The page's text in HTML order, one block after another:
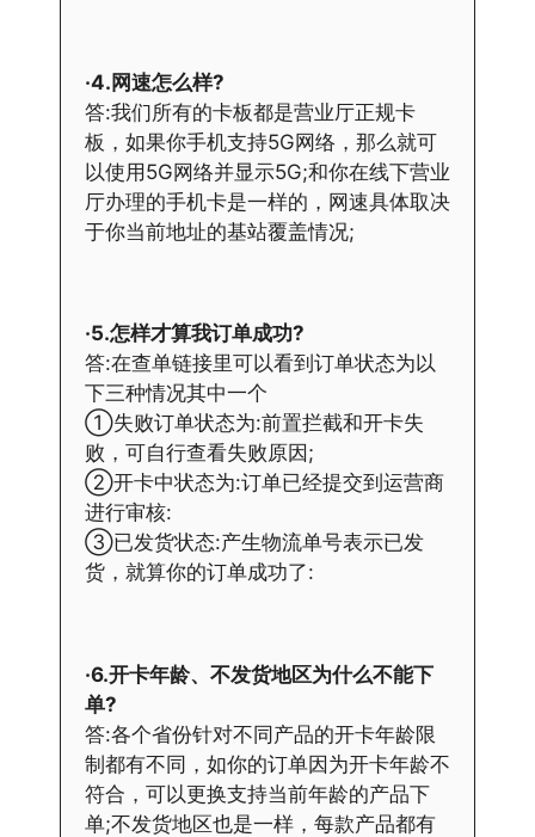
·4.网速怎么样?
答:我们所有的卡板都是营业厅正规卡
板，如果你手机支持5G网络，那么就可
以使用5G网络并显示5G;和你在线下营业
厅办理的手机卡是一样的，网速具体取决
于你当前地址的基站覆盖情况;
·5.怎样才算我订单成功?
答:在查单链接里可以看到订单状态为以
下三种情况其中一个
①失败订单状态为:前置拦截和开卡失
败，可自行查看失败原因;
②开卡中状态为:订单已经提交到运营商
进行审核:
③已发货状态:产生物流单号表示已发
货，就算你的订单成功了:
·6.开卡年龄、不发货地区为什么不能下
单?
答:各个省份针对不同产品的开卡年龄限
制都有不同，如你的订单因为开卡年龄不
符合，可以更换支持当前年龄的产品下
单;不发货地区也是一样，每款产品都有